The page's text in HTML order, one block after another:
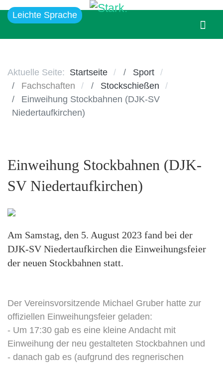
Leichte Sprache
Aktuelle Seite: Startseite
Sport
Fachschaften
Stockschießen
Einweihung Stockbahnen (DJK-SV
Niedertaufkirchen)
Einweihung Stockbahnen (DJK-
SV Niedertaufkirchen)
Am Samstag, den 5. August 2023 fand bei der
DJK-SV Niedertaufkirchen die Einweihungsfeier
der neuen Stockbahnen statt.
Der Vereinsvorsitzende Michael Gruber hatte zur
offiziellen Einweihungsfeier geladen:
- Um 17:30 gab es eine kleine Andacht mit
Einweihung der neu gestalteten Stockbahnen und
- danach gab es (aufgrund des regnerischen